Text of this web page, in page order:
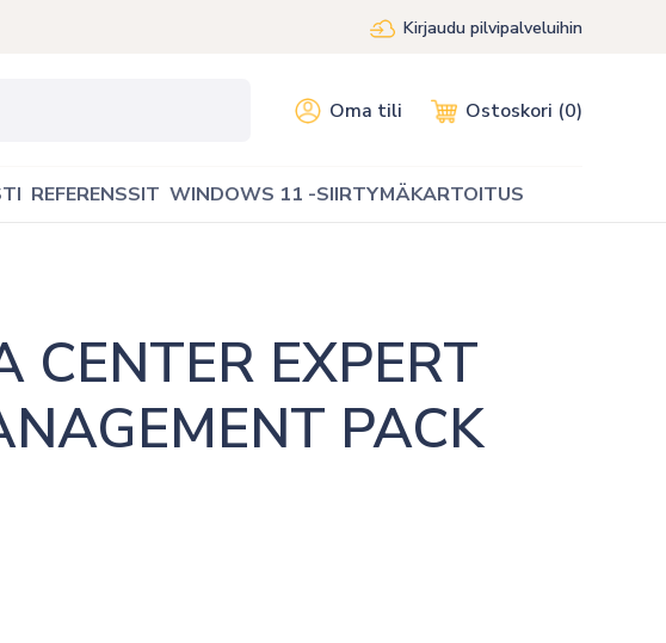
Kirjaudu pilvipalveluihin
Oma tili Ostoskori (0)
REFERENSSIT WINDOWS 11 -SIIRTYMÄKARTOITUS
CENTER EXPERT
PACK